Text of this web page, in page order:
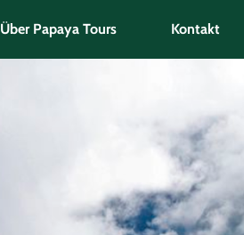
Über Papaya Tours Kontakt